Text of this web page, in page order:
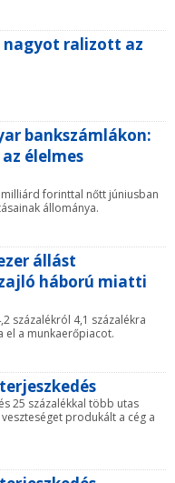
ralizott az
bankszámlákon:
élelmes
forinttal nőtt júniusban
állománya.
állást
háború miatti
százalékról 4,1 százalékra
el a munkaerőpiacot.
25 százalékkal több utas
produkált a cég a